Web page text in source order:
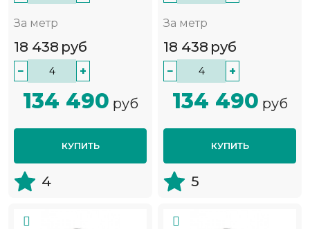
За метр
18 438 руб
− +
134 490 руб
КУПИТЬ
4
За метр
18 438 руб
− +
134 490 руб
КУПИТЬ
5